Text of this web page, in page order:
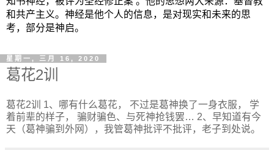
和共产主义。神经是他个人的信息，是对现实和未来的思
考，部分是神启。
星期一, 三月 16, 2020
葛花2训
葛花2训 1、哪有什么葛花， 不过是葛神换了一身衣服， 学
着前辈的样子， 骗财骗色、与死神抢钱罢… 2、早知道有今
天（葛神骗到外网），我管葛神批评不批评，老子到处说。